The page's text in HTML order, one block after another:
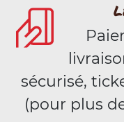
sécurisé,
(pour plus